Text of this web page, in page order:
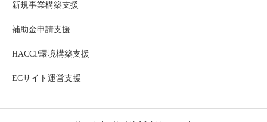
新規事業構築支援
補助金申請支援
HACCP環境構築支援
ECサイト運営支援